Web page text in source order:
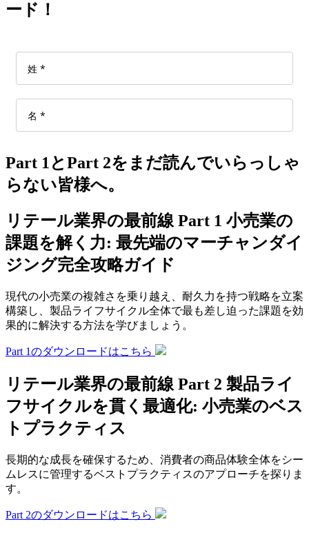
ード！
Part 1とPart 2をまだ読んでいらっしゃ
らない皆様へ。
リテール業界の最前線 Part 1 小売業の
課題を解く力: 最先端のマーチャンダイ
ジング完全攻略ガイド
現代の小売業の複雑さを乗り越え、耐久力を持つ戦略を立案
構築し、製品ライフサイクル全体で最も差し迫った課題を効
果的に解決する方法を学びましょう。
Part 1のダウンロードはこちら
リテール業界の最前線 Part 2 製品ライ
フサイクルを貫く最適化: 小売業のベス
トプラクティス
長期的な成長を確保するため、消費者の商品体験全体をシー
ムレスに管理するベストプラクティスのアプローチを探りま
す。
Part 2のダウンロードはこちら